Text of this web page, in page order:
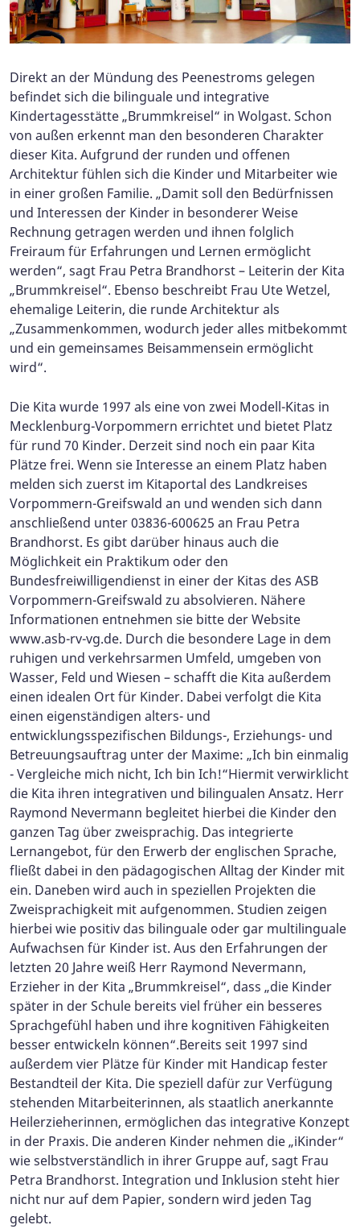
Direkt an der Mündung des Peenestroms gelegen
befindet sich die bilinguale und integrative
Kindertagesstätte „Brummkreisel“ in Wolgast. Schon
von außen erkennt man den besonderen Charakter
dieser Kita. Aufgrund der runden und offenen
Architektur fühlen sich die Kinder und Mitarbeiter wie
in einer großen Familie. „Damit soll den Bedürfnissen
und Interessen der Kinder in besonderer Weise
Rechnung getragen werden und ihnen folglich
Freiraum für Erfahrungen und Lernen ermöglicht
werden“, sagt Frau Petra Brandhorst – Leiterin der Kita
„Brummkreisel“. Ebenso beschreibt Frau Ute Wetzel,
ehemalige Leiterin, die runde Architektur als
„Zusammenkommen, wodurch jeder alles mitbekommt
und ein gemeinsames Beisammensein ermöglicht
wird“.
Die Kita wurde 1997 als eine von zwei Modell-Kitas in
Mecklenburg-Vorpommern errichtet und bietet Platz
für rund 70 Kinder. Derzeit sind noch ein paar Kita
Plätze frei. Wenn sie Interesse an einem Platz haben
melden sich zuerst im Kitaportal des Landkreises
Vorpommern-Greifswald an und wenden sich dann
anschließend unter 03836-600625 an Frau Petra
Brandhorst. Es gibt darüber hinaus auch die
Möglichkeit ein Praktikum oder den
Bundesfreiwilligendienst in einer der Kitas des ASB
Vorpommern-Greifswald zu absolvieren. Nähere
Informationen entnehmen sie bitte der Website
www.asb-rv-vg.de. Durch die besondere Lage in dem
ruhigen und verkehrsarmen Umfeld, umgeben von
Wasser, Feld und Wiesen – schafft die Kita außerdem
einen idealen Ort für Kinder. Dabei verfolgt die Kita
einen eigenständigen alters- und
entwicklungsspezifischen Bildungs-, Erziehungs- und
Betreuungsauftrag unter der Maxime: „Ich bin einmalig
- Vergleiche mich nicht, Ich bin Ich!“Hiermit verwirklicht
die Kita ihren integrativen und bilingualen Ansatz. Herr
Raymond Nevermann begleitet hierbei die Kinder den
ganzen Tag über zweisprachig. Das integrierte
Lernangebot, für den Erwerb der englischen Sprache,
fließt dabei in den pädagogischen Alltag der Kinder mit
ein. Daneben wird auch in speziellen Projekten die
Zweisprachigkeit mit aufgenommen. Studien zeigen
hierbei wie positiv das bilinguale oder gar multilinguale
Aufwachsen für Kinder ist. Aus den Erfahrungen der
letzten 20 Jahre weiß Herr Raymond Nevermann,
Erzieher in der Kita „Brummkreisel“, dass „die Kinder
später in der Schule bereits viel früher ein besseres
Sprachgefühl haben und ihre kognitiven Fähigkeiten
besser entwickeln können“.Bereits seit 1997 sind
außerdem vier Plätze für Kinder mit Handicap fester
Bestandteil der Kita. Die speziell dafür zur Verfügung
stehenden Mitarbeiterinnen, als staatlich anerkannte
Heilerzieherinnen, ermöglichen das integrative Konzept
in der Praxis. Die anderen Kinder nehmen die „iKinder“
wie selbstverständlich in ihrer Gruppe auf, sagt Frau
Petra Brandhorst. Integration und Inklusion steht hier
nicht nur auf dem Papier, sondern wird jeden Tag
gelebt.